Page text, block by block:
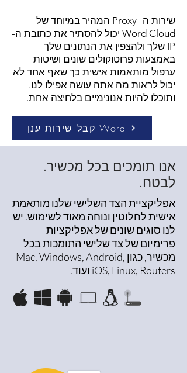
שירות ה- Proxy המהיר במיוחד של
Word Cloud יכול להסתיר את כתובת ה-
IP שלך ולהצפין את הנתונים שלך
באמצעות פרוטוקולים שונים ושיטות
ערפול מותאמות אישית כך שאף אחד לא
יכול לראות מה אתה עושה אפילו לנו.
ותוכלו להיות אנונימיים בלחיצה אחת.
קבל שירות ענן Word
אנו תומכים בכל מכשיר.
לבטח.
אפליקציית הצד השלישי שלנו מותאמת
אישית לחלוטין ונוחה מאוד לשימוש. יש
לנו סוגים שונים של אפליקציות
פרימיום של צד שלישי התומכות בכל
מכשיר, כגון Mac, Windows, Android,
iOS, Linux, Routers ועוד.